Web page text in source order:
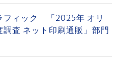
フィック 「2025年 オリ
調査 ネット印刷通販」部門